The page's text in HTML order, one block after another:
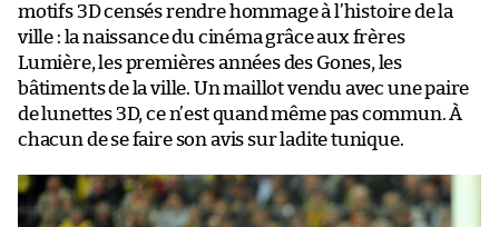
motifs 3D censés rendre hommage à l’histoire de la
ville : la naissance du cinéma grâce aux frères
Lumière, les premières années des Gones, les
bâtiments de la ville. Un maillot vendu avec une paire
de lunettes 3D, ce n’est quand même pas commun. À
chacun de se faire son avis sur ladite tunique.